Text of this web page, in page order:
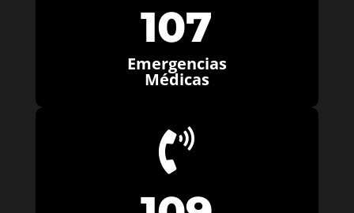
107
Emergencias
Médicas
